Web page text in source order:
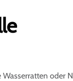
Wasserratten